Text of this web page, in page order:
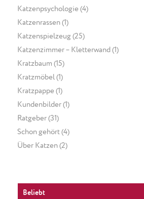
Katzenpsychologie (4)
Katzenrassen(1)
Katzenspielzeug(25)
Katzenzimmer – Kletterwand (1)
Kratzbaum (15)
Kratzmöbel (1)
Kratzpappe (1)
Kundenbilder(1)
Ratgeber(31)
Schon gehört(4)
Über Katzen(2)
Beliebt